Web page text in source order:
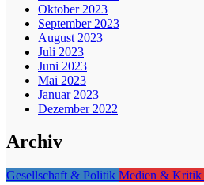
Oktober 2023
September 2023
August 2023
Juli 2023
Juni 2023
Mai 2023
Januar 2023
Dezember 2022
Archiv
Gesellschaft & Politik Medien & Kritik